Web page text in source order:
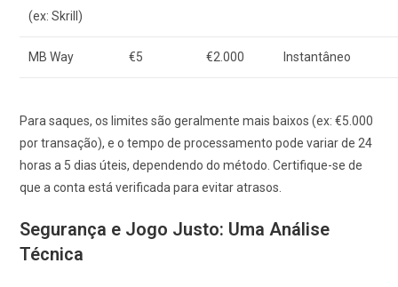
(ex: Skrill)
MB Way €5 €2.000 Instantâneo
Para saques, os limites são geralmente mais baixos (ex: €5.000
por transação), e o tempo de processamento pode variar de 24
horas a 5 dias úteis, dependendo do método. Certifique-se de
que a conta está verificada para evitar atrasos.
Segurança e Jogo Justo: Uma Análise
Técnica